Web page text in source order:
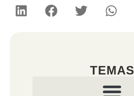
TEMAS